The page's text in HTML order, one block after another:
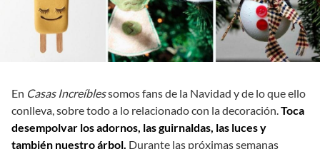
En Casas Increíblessomos fans de la Navidad y de lo que ello
conlleva, sobre todo a lo relacionado con la decoración.Toca
desempolvar los adornos, las guirnaldas, las luces y
también nuestro árbol. Durante las próximas semanas